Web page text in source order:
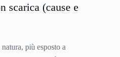
scarica (cause e
più esposto a